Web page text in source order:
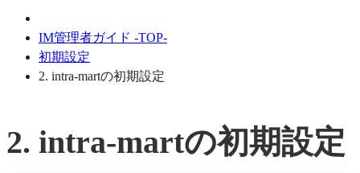
IM管理者ガイド -TOP-
初期設定
2. intra-martの初期設定
2. intra-martの初期設定